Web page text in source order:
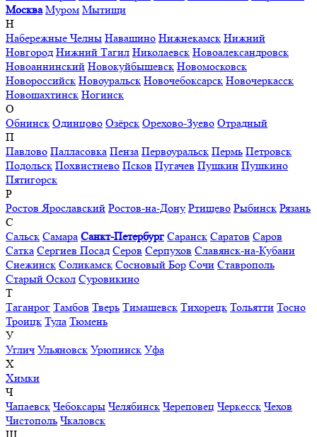
Москва Муром Мытищи
Н
Набережные Челны Навашино Нижнекамск Нижний
Новгород Нижний Тагил Николаевск Новоалександровск
Новоаннинский Новокуйбышевск Новомосковск
Новороссийск Новоуральск Новочебоксарск Новочеркасск
Новошахтинск Ногинск
О
Обнинск Одинцово Озёрск Орехово-Зуево Отрадный
П
Павлово Палласовка Пенза Первоуральск Пермь Петровск
Подольск Похвистнево Псков Пугачев Пушкин Пушкино
Пятигорск
Р
Ростов Ярославский Ростов-на-Дону Ртищево Рыбинск Рязань
С
Сальск Самара Санкт-Петербург Саранск Саратов Саров
Сатка Сергиев Посад Серов Серпухов Славянск-на-Кубани
Снежинск Соликамск Сосновый Бор Сочи Ставрополь
Старый Оскол Суровикино
Т
Таганрог Тамбов Тверь Тимашевск Тихорецк Тольятти Тосно
Троицк Тула Тюмень
У
Углич Ульяновск Урюпинск Уфа
Х
Химки
Ч
Чапаевск Чебоксары Челябинск Череповец Черкесск Чехов
Чистополь Чкаловск